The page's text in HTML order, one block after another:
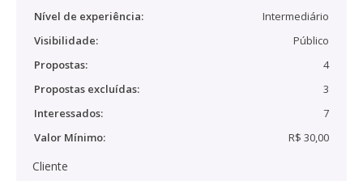
Nível de experiência:
Intermediário
Visibilidade:
Público
Propostas:
4
Propostas excluídas:
3
Interessados:
7
Valor Mínimo:
R$ 30,00
Cliente